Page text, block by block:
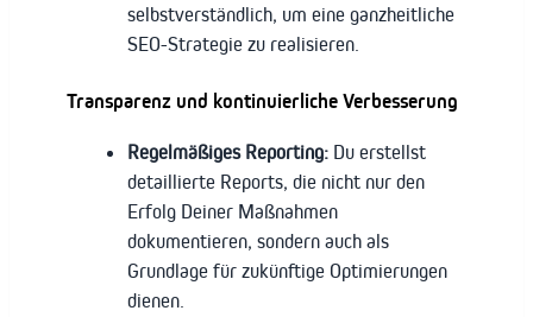
selbstverständlich, um eine ganzheitliche
SEO-Strategie zu realisieren.
Transparenz und kontinuierliche Verbesserung
Regelmäßiges Reporting: Du erstellst
detaillierte Reports, die nicht nur den
Erfolg Deiner Maßnahmen
dokumentieren, sondern auch als
Grundlage für zukünftige Optimierungen
dienen.